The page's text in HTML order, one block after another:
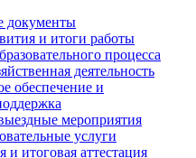
документы
и итоги работы
процесса
деятельность
обеспечение и
мероприятия
услуги
итоговая аттестация